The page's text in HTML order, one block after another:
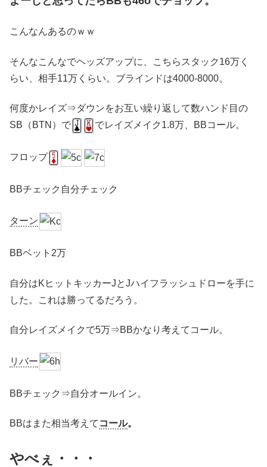
こんなんあるのｗｗ
そんなこんなでヘッズアップに、こちらスタック16万く
らい、相手11万くらい。ブラインドは4000-8000。
何度かレイズ⇒ダウンをお互い繰り返して数ハンド目の
SB（BTN）で
でレイズメイク1.8万、BBコール。
フロップ
BBチェック自分チェック
ターン
BBベット2万
自分はKヒットキッカーJとJハイフラッシュドローを手に
した。これは勝ってるだろう。
自分レイズメイクで5万⇒BBかなり考えてコール。
リバー
BBチェック⇒自分オールイン。
BBはまた相当考えて コール。
やべぇ・・・